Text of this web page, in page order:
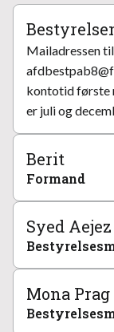
Mailadressen
kontotid første
er juli og
Berit
Formand
Syed
Mona Prag